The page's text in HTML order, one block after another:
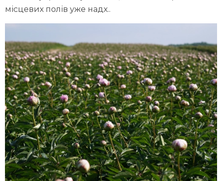
місцевих полів уже надх..